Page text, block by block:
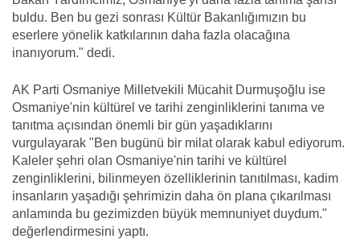
buldu. Ben bu gezi sonrası Kültür Bakanlığımızın bu
eserlere yönelik katkılarının daha fazla olacağına
inanıyorum." dedi.
AK Parti Osmaniye Milletvekili Mücahit Durmuşoğlu ise
Osmaniye'nin kültürel ve tarihi zenginliklerini tanıma ve
tanıtma açısından önemli bir gün yaşadıklarını
vurgulayarak "Ben bugünü bir milat olarak kabul ediyorum.
Kaleler şehri olan Osmaniye'nin tarihi ve kültürel
zenginliklerini, bilinmeyen özelliklerinin tanıtılması, kadim
insanların yaşadığı şehrimizin daha ön plana çıkarılması
anlamında bu gezimizden büyük memnuniyet duydum."
değerlendirmesini yaptı.